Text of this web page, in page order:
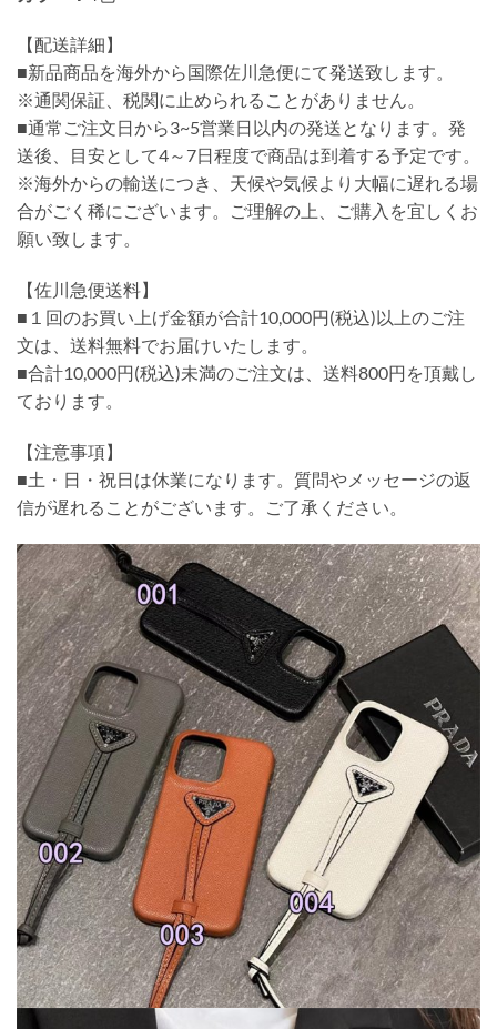
【配送詳細】
■新品商品を海外から国際佐川急便にて発送致します。
※通関保証、税関に止められることがありません。
■通常ご注文日から3~5営業日以内の発送となります。発
送後、目安として4～7日程度で商品は到着する予定です。
※海外からの輸送につき、天候や気候より大幅に遅れる場
合がごく稀にございます。ご理解の上、ご購入を宜しくお
願い致します。
【佐川急便送料】
■１回のお買い上げ金額が合計10,000円(税込)以上のご注
文は、送料無料でお届けいたします。
■合計10,000円(税込)未満のご注文は、送料800円を頂戴し
ております。
【注意事項】
■土・日・祝日は休業になります。質問やメッセージの返
信が遅れることがございます。ご了承ください。